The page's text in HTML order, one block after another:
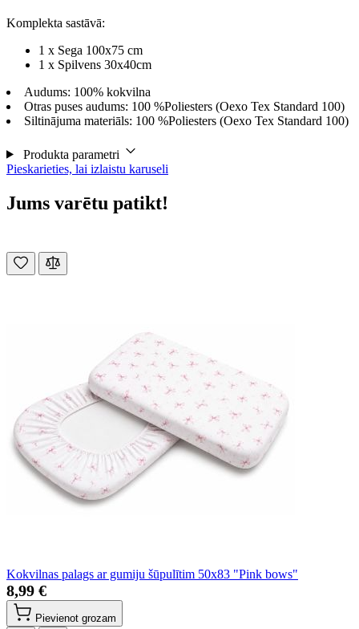
Komplekta sastāvā:
1 x Sega 100x75 cm
1 x Spilvens 30x40cm
Audums: 100% kokvilna
Otras puses audums: 100 %Poliesters (Oexo Tex Standard 100)
Siltinājuma materiāls: 100 %Poliesters (Oexo Tex Standard 100)
Produkta parametri
Pieskarieties, lai izlaistu karuseli
Jums varētu patikt!
Kokvilnas palags ar gumiju šūpulītim 50x83 "Pink bows"
8,99 €
Pievienot grozam